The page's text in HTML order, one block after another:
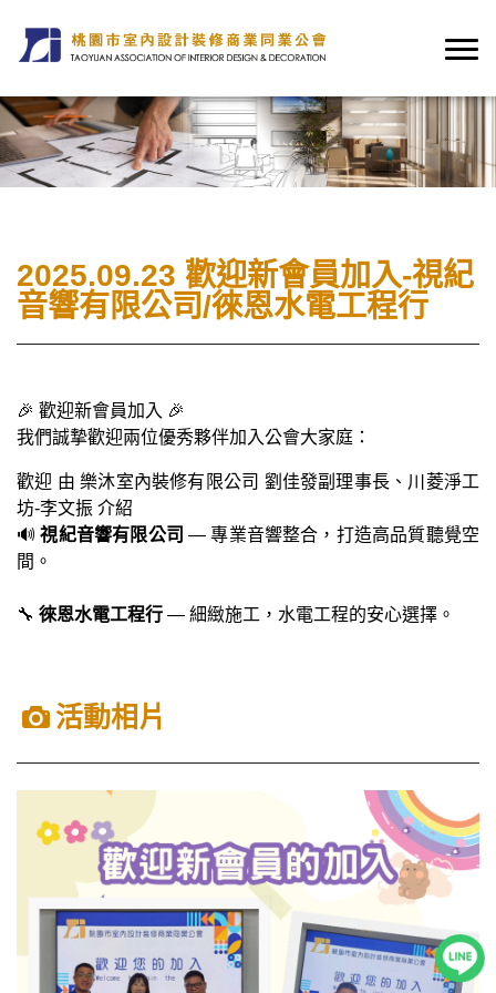
2025.09.23 歡迎新會員加入-視紀
音響有限公司/徠恩水電工程行
🎉 歡迎新會員加入 🎉
我們誠摯歡迎兩位優秀夥伴加入公會大家庭：
歡迎 由 樂沐室內裝修有限公司 劉佳發副理事長、川菱淨工
坊-李文振 介紹
🔊視紀音響有限公司 — 專業音響整合，打造高品質聽覺空
間。
🔧 徠恩水電工程行 — 細緻施工，水電工程的安心選擇。
活動相片